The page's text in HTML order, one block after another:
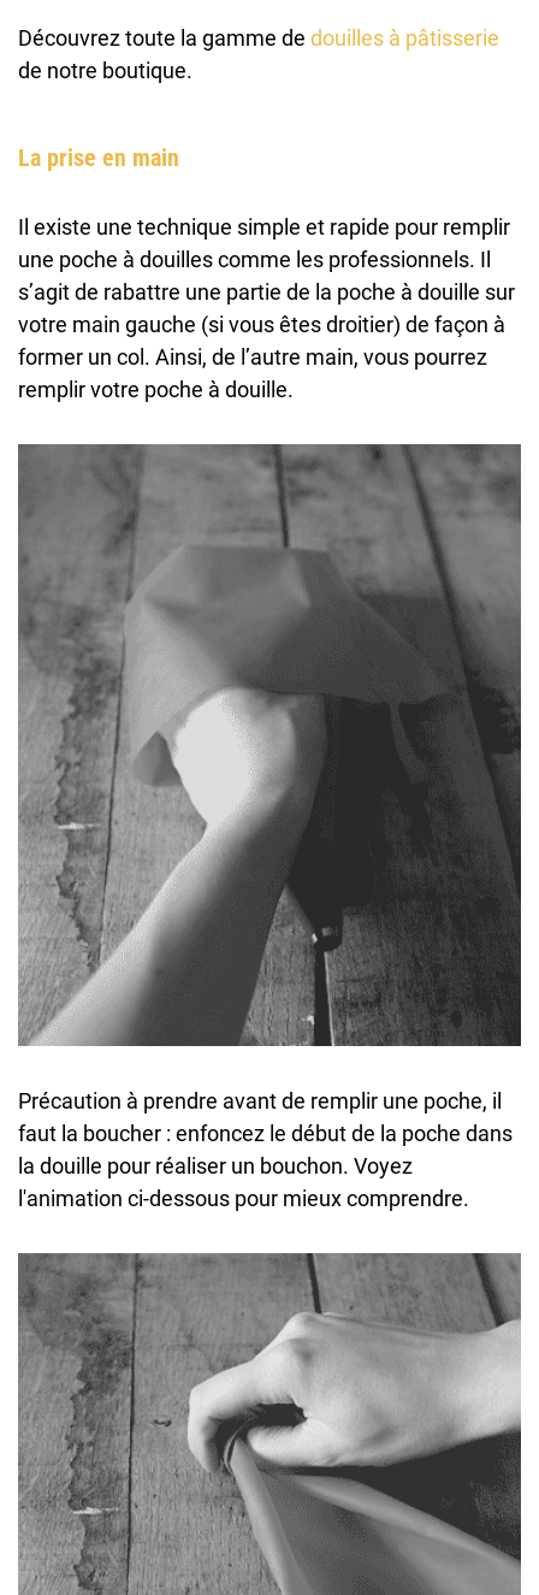
Découvrez toute la gamme de douilles à pâtisserie
de notre boutique.
La prise en main
Il existe une technique simple et rapide pour remplir
une poche à douilles comme les professionnels. Il
s’agit de rabattre une partie de la poche à douille sur
votre main gauche (si vous êtes droitier) de façon à
former un col. Ainsi, de l’autre main, vous pourrez
remplir votre poche à douille.
Précaution à prendre avant de remplir une poche, il
faut la boucher : enfoncez le début de la poche dans
la douille pour réaliser un bouchon. Voyez
l'animation ci-dessous pour mieux comprendre.